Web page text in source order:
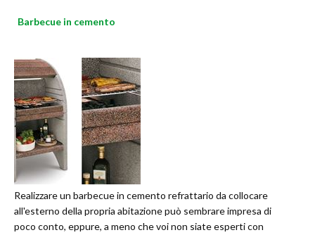
Barbecue in cemento
Realizzare un barbecue in cemento refrattario da collocare
all'esterno della propria abitazione può sembrare impresa di
poco conto, eppure, a meno che voi non siate esperti con